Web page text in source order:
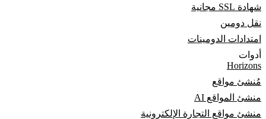
شهادة SSL مجانية
نقل دومين
امتدادات الدومينات
أدوات
Horizons
مُنشئ مواقع
منشئ المواقع AI
منشئ مواقع التجارة الإلكترونية